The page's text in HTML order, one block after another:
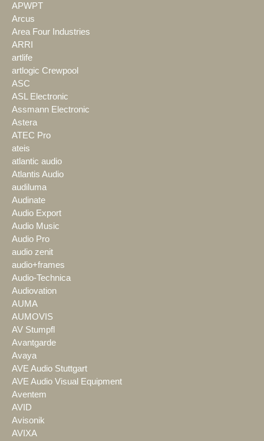
APWPT
Arcus
Area Four Industries
ARRI
artlife
artlogic Crewpool
ASC
ASL Electronic
Assmann Electronic
Astera
ATEC Pro
ateis
atlantic audio
Atlantis Audio
audiluma
Audinate
Audio Export
Audio Music
Audio Pro
audio zenit
audio+frames
Audio-Technica
Audiovation
AUMA
AUMOVIS
AV Stumpfl
Avantgarde
Avaya
AVE Audio Stuttgart
AVE Audio Visual Equipment
Aventem
AVID
Avisonik
AVIXA